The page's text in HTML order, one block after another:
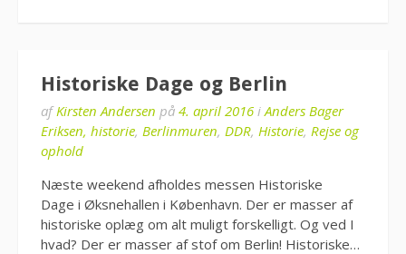
Historiske Dage og Berlin
afKirsten Andersen på 4. april 2016 iAnders Bager
Eriksen, historie, Berlinmuren, DDR, Historie, Rejse og
ophold
Næste weekend afholdes messen Historiske
Dage i Øksnehallen i København. Der er masser af
historiske oplæg om alt muligt forskelligt. Og ved I
hvad? Der er masser af stof om Berlin! Historiske…